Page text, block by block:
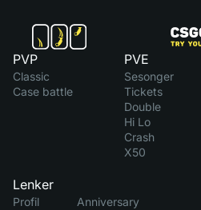
PVP
Classic
Case battle
PVE
Sesonger
Tickets
Double
Hi Lo
Crash
X50
Lenker
Profil
Anniversary